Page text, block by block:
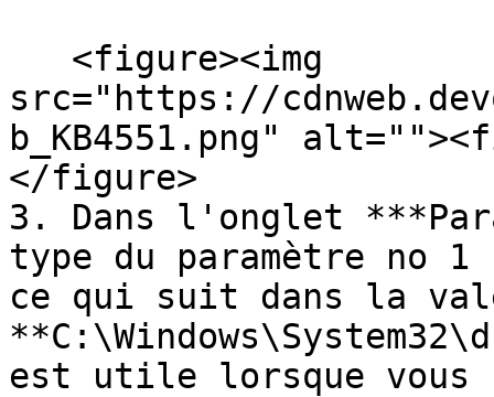
src="https://
b_KB4551.png"
</figure>
3. Dans l'onglet
type du paramètre no
ce qui suit dans la
est utile lorsque vous